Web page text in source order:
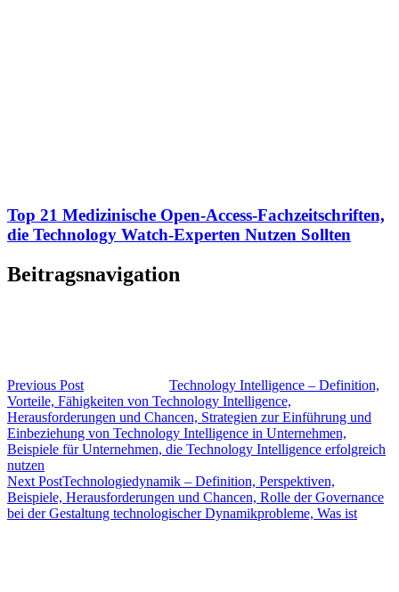
Top 21 Medizinische Open-Access-Fachzeitschriften,
die Technology Watch-Experten Nutzen Sollten
Beitragsnavigation
Previous Post
Technology Intelligence – Definition,
Vorteile, Fähigkeiten von Technology Intelligence,
Herausforderungen und Chancen, Strategien zur Einführung und
Einbeziehung von Technology Intelligence in Unternehmen,
Beispiele für Unternehmen, die Technology Intelligence erfolgreich
nutzen
Next PostTechnologiedynamik – Definition, Perspektiven,
Beispiele, Herausforderungen und Chancen, Rolle der Governance
bei der Gestaltung technologischer Dynamikprobleme, Was ist